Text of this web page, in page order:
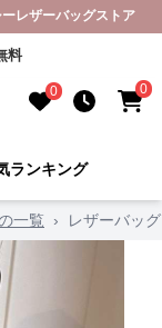
レザーバッグストア
料
0 0
ランキング
一覧 › レザーバッ